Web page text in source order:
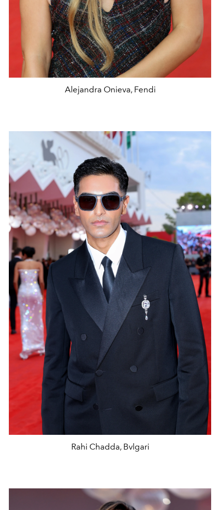
Alejandra Onieva, Fendi
Rahi Chadda, Bvlgari